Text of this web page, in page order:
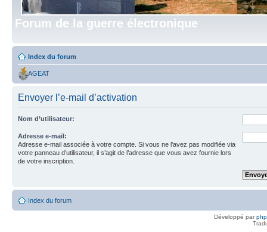
Forum de la guerre électronique
Index du forum
AGEAT
Envoyer l’e-mail d’activation
Nom d’utilisateur:
Adresse e-mail:
Adresse e-mail associée à votre compte. Si vous ne l’avez pas modifiée via
votre panneau d’utilisateur, il s’agit de l’adresse que vous avez fournie lors
de votre inscription.
Index du forum
Développé par